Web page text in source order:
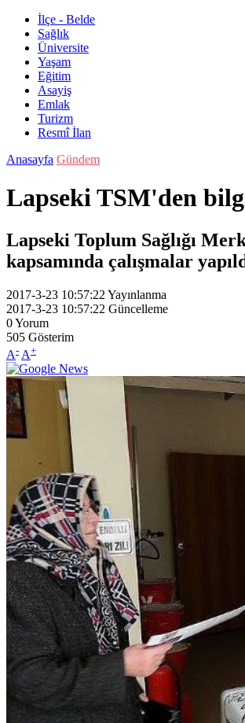
İlçe - Belde
Sağlık
Üniversite
Yaşam
Eğitim
Asayiş
Emlak
Turizm
Resmî İlan
Anasayfa Gündem
Lapseki TSM'den
Lapseki Toplum Sağlığı
kapsamında çalışmalar
2017-3-23 10:57:22 Yayınlanma
2017-3-23 10:57:22 Güncelleme
0Yorum
505 Gösterim
A- A+